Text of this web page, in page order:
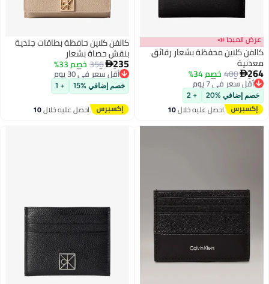
عرض الميجا 📣
كالفن كلاين محفظة بشعار رقائق
معدنية
264
400خصم 34%
أقل سعر في 7 يوم
توصيل مجاني
أقل سعر في 7 يوم
خصم إضافي %20 + 2
احصل عليه خلال10
2
كالفن كلاين حافظة بطاقات جلدية
بنقش حصاة بشعار
235
356خصم 33%
أقل سعر في 30 يوم
توصيل مجاني
أقل سعر في 30 يوم
خصم إضافي %15 + 1
احصل عليه خلال10